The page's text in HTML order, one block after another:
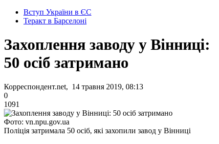
Вступ України в ЄС
Теракт в Барселоні
Захоплення заводу у Вінниці:
50 осіб затримано
Корреспондент.net, 14 травня 2019, 08:13
0
1091
Фото: vn.npu.gov.ua
Поліція затримала 50 осіб, які захопили завод у Вінниці